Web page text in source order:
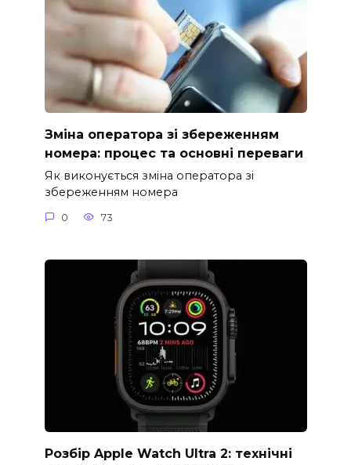
Зміна оператора зі збереженням
номера: процес та основні переваги
Як виконується зміна оператора зі
збереженням номера
0 73
Розбір Apple Watch Ultra 2: технічні